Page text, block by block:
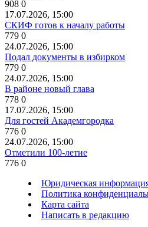
908 0
17.07.2026, 15:00
СКИФ готов к началу работы
779 0
24.07.2026, 15:00
Подал документы в избирком
779 0
24.07.2026, 15:00
В районе новый глава
778 0
17.07.2026, 15:00
Для гостей Академгородка
776 0
24.07.2026, 15:00
Отметили 100-летие
776 0
Юридическая
Политика
Карта сайта
Написать в редакцию